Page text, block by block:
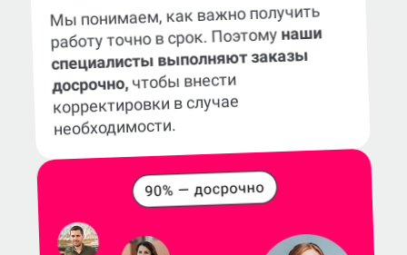
Мы понимаем, как важно получить
работу точно в срок. Поэтому наши
специалисты выполняют заказы
досрочно,чтобы внести
корректировки в случае
необходимости.